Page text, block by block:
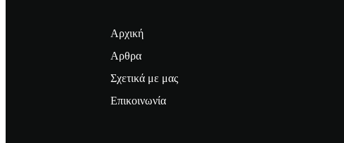
Αρχική
Αρθρα
Σχετικά με μας
Επικοινωνία